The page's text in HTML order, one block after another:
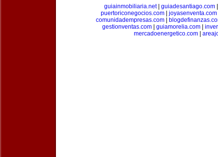
guiainmobiliaria.net| guiadesantiago.com
puertoriconegocios.com
joyasenventa.com
comunidadempresas.com|
gestionventas.com| guiamorelia.com|
mercadoenergetico.com